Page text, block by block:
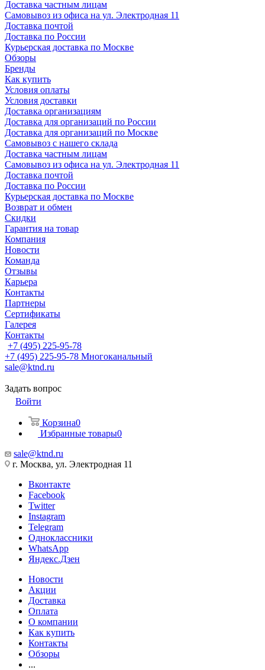
Доставка частным лицам
Самовывоз из офиса на ул. Электродная 11
Доставка почтой
Доставка по России
Курьерская доставка по Москве
Обзоры
Бренды
Как купить
Условия оплаты
Условия доставки
Доставка организациям
Доставка для организаций по России
Доставка для организаций по Москве
Самовывоз с нашего склада
Доставка частным лицам
Самовывоз из офиса на ул. Электродная 11
Доставка почтой
Доставка по России
Курьерская доставка по Москве
Возврат и обмен
Скидки
Гарантия на товар
Компания
Новости
Команда
Отзывы
Карьера
Контакты
Партнеры
Сертификаты
Галерея
Контакты
+7 (495) 225-95-78
+7 (495) 225-95-78 Многоканальный
sale@ktnd.ru
Задать вопрос
Войти
Корзина0
Избранные товары0
sale@ktnd.ru
г. Москва, ул. Электродная 11
Вконтакте
Facebook
Twitter
Instagram
Telegram
Одноклассники
WhatsApp
Яндекс.Дзен
Новости
Акции
Доставка
Оплата
О компании
Как купить
Контакты
Обзоры
...